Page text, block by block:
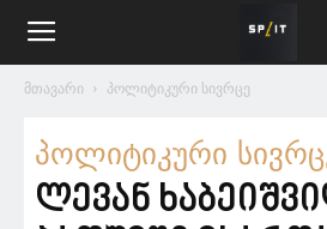
მთავარი პოლიტიკური სივრცე
პოლიტიკური
ლევან